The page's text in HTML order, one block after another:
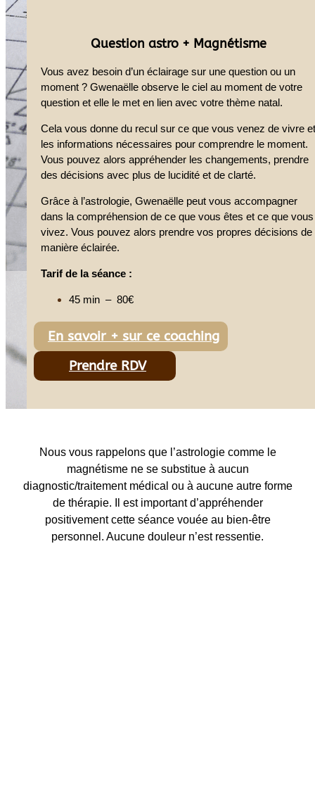
Question astro + Magnétisme
Vous avez besoin d’un éclairage sur une question ou un
moment ? Gwenaëlle observe le ciel au moment de votre
question et elle le met en lien avec votre thème natal.
Cela vous donne du recul sur ce que vous venez de vivre et
les informations nécessaires pour comprendre le moment.
Vous pouvez alors appréhender les changements, prendre
des décisions avec plus de lucidité et de clarté.
Grâce à l’astrologie, Gwenaëlle peut vous accompagner
dans la compréhension de ce que vous êtes et ce que vous
vivez. Vous pouvez alors prendre vos propres décisions de
manière éclairée.
Tarif de la séance :
45 min – 80€
En savoir + sur ce coaching
Prendre RDV
Nous vous rappelons que l’astrologie comme le
magnétisme ne se substitue à aucun
diagnostic/traitement médical ou à aucune autre forme
de thérapie. Il est important d’appréhender
positivement cette séance vouée au bien-être
personnel. Aucune douleur n’est ressentie.